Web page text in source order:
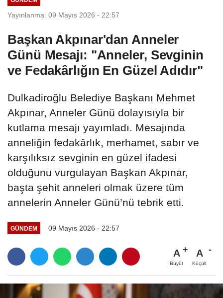
Yayınlanma: 09 Mayıs 2026 - 22:57
Başkan Akpınar'dan Anneler
Günü Mesajı: "Anneler, Sevginin
ve Fedakârlığın En Güzel Adıdır"
Dulkadiroğlu Belediye Başkanı Mehmet
Akpınar, Anneler Günü dolayısıyla bir
kutlama mesajı yayımladı. Mesajında
anneliğin fedakârlık, merhamet, sabır ve
karşılıksız sevginin en güzel ifadesi
olduğunu vurgulayan Başkan Akpınar,
başta şehit anneleri olmak üzere tüm
annelerin Anneler Günü’nü tebrik etti.
GÜNDEM 09 Mayıs 2026 - 22:57
A
Büyüt
A
Küçült